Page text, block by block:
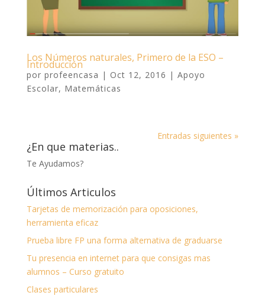
Los Números naturales, Primero de la ESO –
Introducción
por profeencasa | Oct 12, 2016 | Apoyo
Escolar, Matemáticas
Entradas siguientes »
¿En que materias..
Te Ayudamos?
Últimos Articulos
Tarjetas de memorización para oposiciones,
herramienta eficaz
Prueba libre FP una forma alternativa de graduarse
Tu presencia en internet para que consigas mas
alumnos – Curso gratuito
Clases particulares